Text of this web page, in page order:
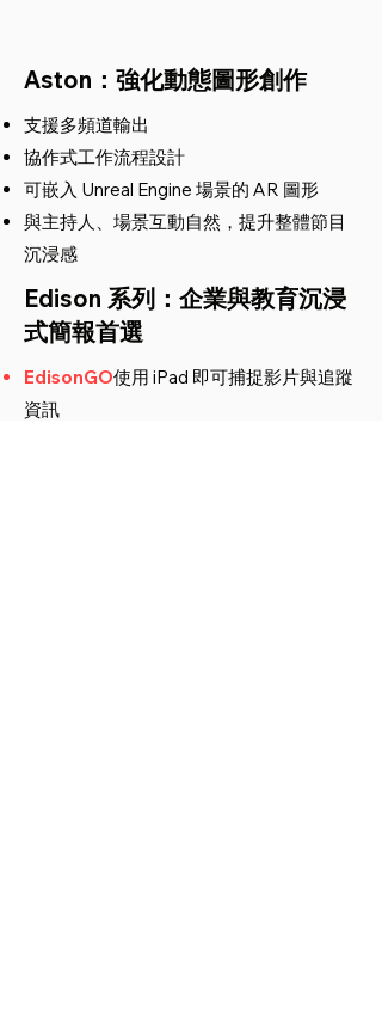
Aston：強化動態圖形創作
支援多頻道輸出
協作式工作流程設計
可嵌入 Unreal Engine 場景的 AR 圖形
與主持人、場景互動自然，提升整體節目
沉浸感
Edison 系列：企業與教育沉浸
式簡報首選
EdisonGO使用 iPad 即可捕捉影片與追蹤
資訊